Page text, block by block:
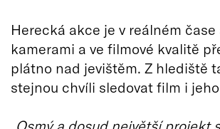
Herecká akce je v reálném
kamerami a ve filmové kvalitě
plátno nad jevištěm. Z hlediště
stejnou chvíli sledovat film i
„Osmý a dosud největší projekt